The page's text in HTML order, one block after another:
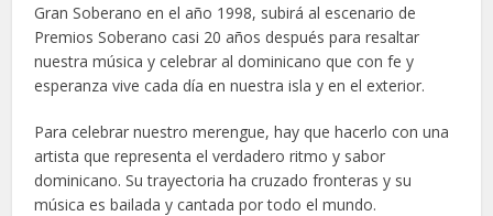
Gran Soberano en el año 1998, subirá al escenario de
Premios Soberano casi 20 años después para resaltar
nuestra música y celebrar al dominicano que con fe y
esperanza vive cada día en nuestra isla y en el exterior.
Para celebrar nuestro merengue, hay que hacerlo con una
artista que representa el verdadero ritmo y sabor
dominicano. Su trayectoria ha cruzado fronteras y su
música es bailada y cantada por todo el mundo.